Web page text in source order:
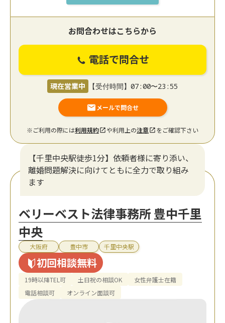
お問合わせはこちらから
電話で問合せ
現在営業中 【受付時間】07:00〜23:55
メールで問合せ
※ご利用の際には利用規約 や利用上の注意 をご確認下さい
【千里中央駅徒歩1分】依頼者様に寄り添い、
離婚問題解決に向けてともに全力で取り組み
ます
ベリーベスト法律事務所 豊中千里
中央
大阪府 豊中市 千里中央駅
初回相談無料
19時以降TEL可 土日祝の相談OK
女性弁護士在籍
電話相談可
オンライン面談可